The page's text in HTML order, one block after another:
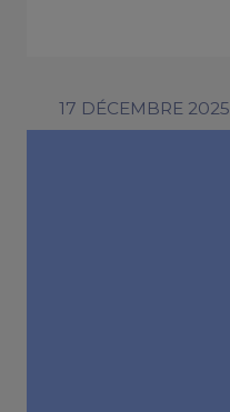
17 DÉCEMBRE 2025